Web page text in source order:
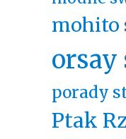
mohito
porady
Ptak